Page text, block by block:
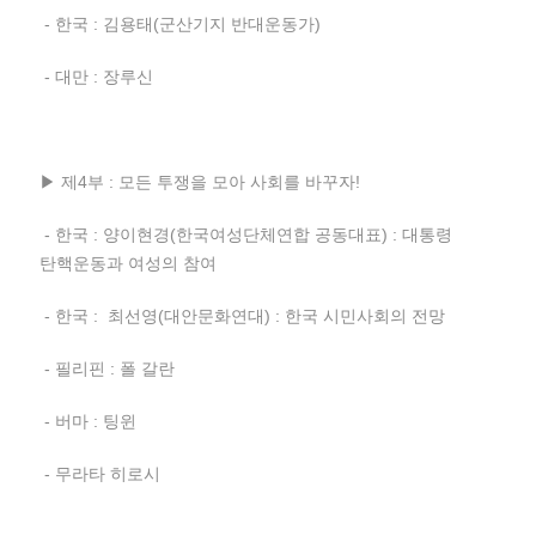
- 한국 : 김용태(군산기지 반대운동가)
- 대만 : 장루신
▶ 제4부 : 모든 투쟁을 모아 사회를 바꾸자!
- 한국 : 양이현경(한국여성단체연합 공동대표) : 대통령
탄핵운동과 여성의 참여
- 한국 : 최선영(대안문화연대) : 한국 시민사회의 전망
- 필리핀 : 폴 갈란
- 버마 : 팅윈
- 무라타 히로시